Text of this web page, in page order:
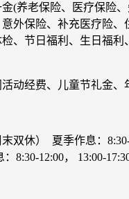
(养老保险、医疗保险
外保险、补充医疗险、
、节日福利、生日福利
动经费、儿童节礼金、
双休） 夏季作息：
8:30-12:00， 13:00-